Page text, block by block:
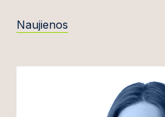
Naujienos